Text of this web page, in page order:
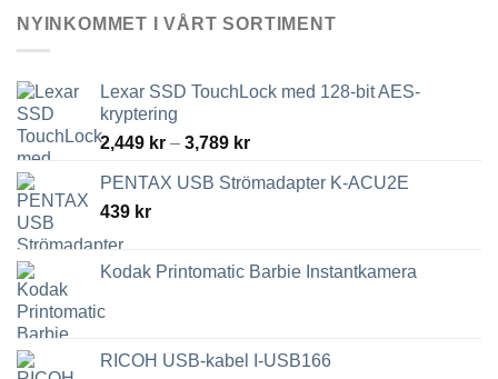
alternativen
på
produktsidan
NYINKOMMET I VÅRT SORTIMENT
Lexar SSD TouchLock med 128-bit AES-
kryptering
2,449 kr – 3,789 krPrisintervall:
till
PENTAX USB Strömadapter K-ACU2E
439 kr
Kodak Printomatic Barbie Instantkamera
RICOH USB-kabel I-USB166